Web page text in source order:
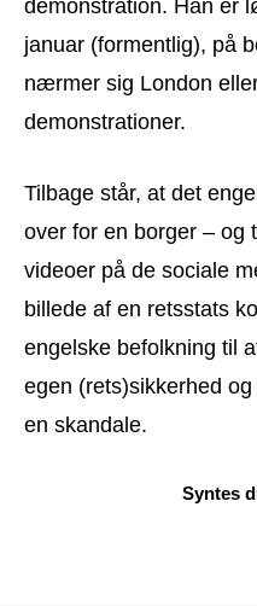
demonstration. Han er
januar (formentlig), på
nærmer sig London
demonstrationer.
Tilbage står, at det
over for en borger – og
videoer på de sociale
billede af en retsstats
engelske befolkning til
egen (rets)sikkerhed
en skandale.